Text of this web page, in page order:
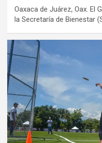
Oaxaca de Juárez, Oax. El
la Secretaría de Bienestar